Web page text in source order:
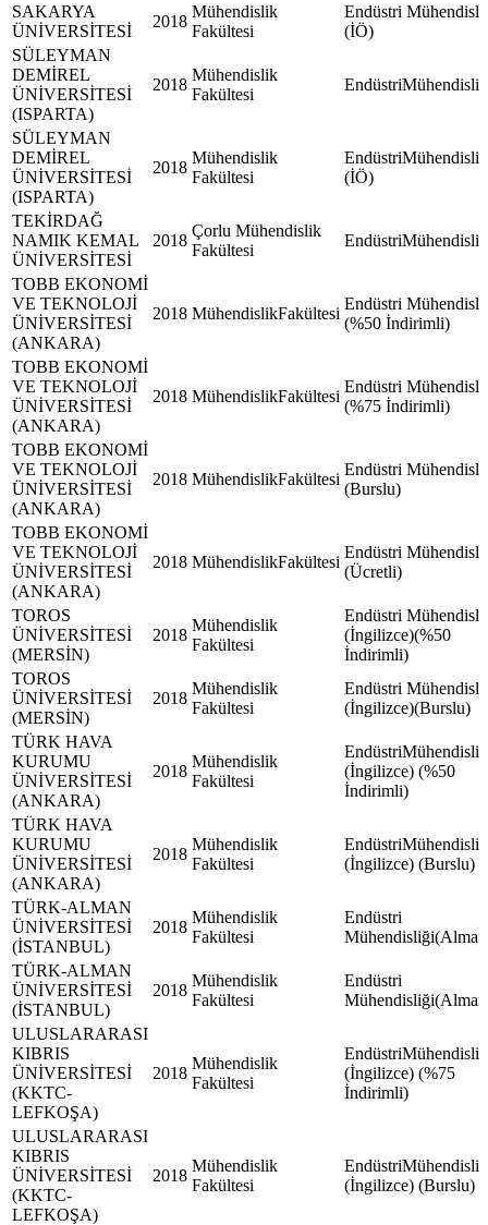
SAKARYA
ÜNİVERSİTESİ
2018
Mühendislik
Fakültesi
Endüstri
(İÖ)
SÜLEYMAN
DEMİREL
ÜNİVERSİTESİ
(ISPARTA)
2018
Mühendislik
Fakültesi
SÜLEYMAN
DEMİREL
ÜNİVERSİTESİ
(ISPARTA)
2018
Mühendislik
Fakültesi
(İÖ)
TEKİRDAĞ
NAMIK KEMAL
ÜNİVERSİTESİ
2018
Çorlu Mühendislik
Fakültesi
TOBB EKONOMİ
VE TEKNOLOJİ
ÜNİVERSİTESİ
(ANKARA)
2018 MühendislikFakültesi
Endüstri
(%50 İndirimli)
TOBB EKONOMİ
VE TEKNOLOJİ
ÜNİVERSİTESİ
(ANKARA)
2018 MühendislikFakültesi
Endüstri
(%75 İndirimli)
TOBB EKONOMİ
VE TEKNOLOJİ
ÜNİVERSİTESİ
(ANKARA)
2018 MühendislikFakültesi
Endüstri
(Burslu)
TOBB EKONOMİ
VE TEKNOLOJİ
ÜNİVERSİTESİ
(ANKARA)
2018 MühendislikFakültesi
Endüstri
(Ücretli)
TOROS
ÜNİVERSİTESİ
(MERSİN)
2018
Mühendislik
Fakültesi
Endüstri
(İngilizce)(%50
İndirimli)
TOROS
ÜNİVERSİTESİ
(MERSİN)
2018
Mühendislik
Fakültesi
Endüstri
(İngilizce)(Burslu)
TÜRK HAVA
KURUMU
ÜNİVERSİTESİ
(ANKARA)
2018
Mühendislik
Fakültesi
(İngilizce) (%50
İndirimli)
TÜRK HAVA
KURUMU
ÜNİVERSİTESİ
(ANKARA)
2018
Mühendislik
Fakültesi
(İngilizce) (Burslu)
TÜRK-ALMAN
ÜNİVERSİTESİ
(İSTANBUL)
2018
Mühendislik
Fakültesi
Endüstri
TÜRK-ALMAN
ÜNİVERSİTESİ
(İSTANBUL)
2018
Mühendislik
Fakültesi
Endüstri
ULUSLARARASI
KIBRIS
ÜNİVERSİTESİ
(KKTC-
LEFKOŞA)
2018
Mühendislik
Fakültesi
(İngilizce) (%75
İndirimli)
ULUSLARARASI
KIBRIS
ÜNİVERSİTESİ
(KKTC-
LEFKOŞA)
2018
Mühendislik
Fakültesi
(İngilizce) (Burslu)